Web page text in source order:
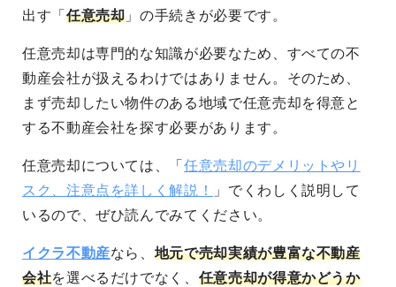
出す「 任意売却 」の手続きが必要です。
任意売却は専門的な知識が必要なため、すべての不
動産会社が扱えるわけではありません。そのため、
まず売却したい物件のある地域で任意売却を得意と
する不動産会社を探す必要があります。
任意売却については、「任意売却のデメリットやリ
スク、注意点を詳しく解説！
」でくわしく説明して
いるので、ぜひ読んでみてください。
イクラ不動産なら、 地元で売却実績が豊富な不動産
会社を選べるだけでなく、 任意売却が得意かどうか